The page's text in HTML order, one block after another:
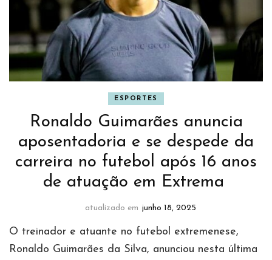
ESPORTES
Ronaldo Guimarães anuncia
aposentadoria e se despede da
carreira no futebol após 16 anos
de atuação em Extrema
atualizado em junho 18, 2025
O treinador e atuante no futebol extremenese,
Ronaldo Guimarães da Silva, anunciou nesta última